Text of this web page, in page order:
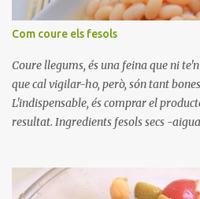
Com coure els fesols
Coure llegums, és una feina que ni
que cal vigilar-ho, però, són tant
L'indispensable, és comprar el
resultat. Ingredients fesols secs -aigua
quan arrenca el bull, canvieu l'aigua